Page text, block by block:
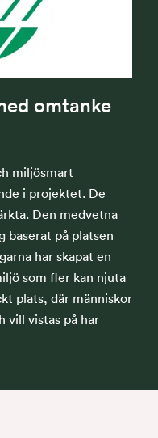
omtanke
miljösmart
i projektet. De
Den medvetna
baserat på platsen
har skapat en
som fler kan njuta
plats, där människor
vill vistas på har